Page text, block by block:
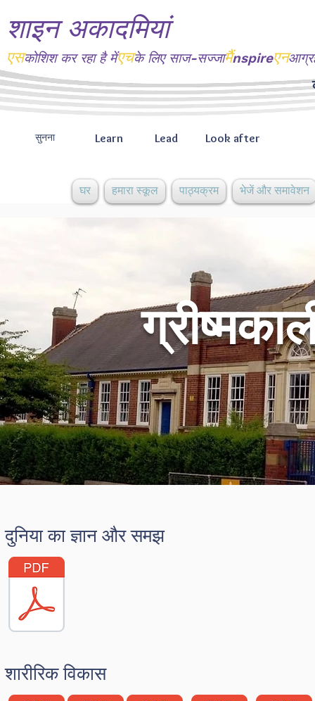
शाइन अकादमियां
एसकोशिश कर रहा है मेंएचके लिए साज-सज्जामैंnspireएन
सुनना Learn Lead Look after
घर हमारा स्कूल पाठ्यक्रम भेजें और समावेशन
दुनिया का ज्ञान और समझ
शारीरिक विकास